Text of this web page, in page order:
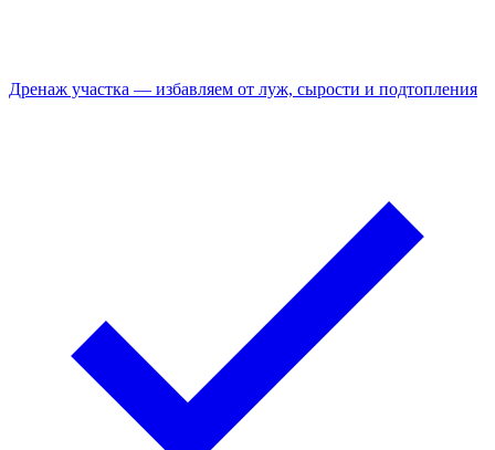
Дренаж участка — избавляем от луж, сырости и подтопления